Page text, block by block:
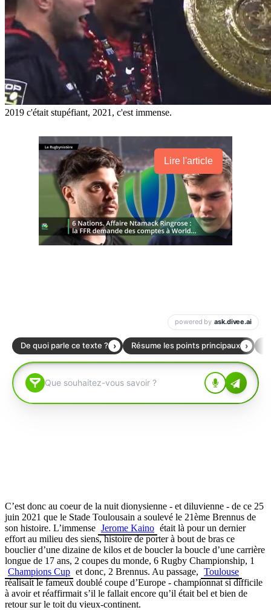
2019 c'était stupéfiant, 2021, c'est immense.
Lire l'article
C’est donc au coeur de la nuit dionysienne - et diluvienne - de ce 25
juin 2021 que le Stade Toulousain a soulevé le 21ème Brennus de
son histoire. L’immense Jerome Kaino était là pour un dernier
effort au milieu des siens, histoire de porter à bout de bras ce
bouclier d’une dizaine de kilos et de boucler la boucle d’une carrière
longue de 17 ans, 2 coupes du monde, 6 Rugby Championship, 1
Champions Cup et donc, 2 Brennus. Au passage, Toulouse
réalisait le fameux doublé coupe d’Europe - championnat si difficile
à avoir et réaffirmait s’il le fallait encore qu’il était bel et bien de
retour sur le toit du vieux-continent.